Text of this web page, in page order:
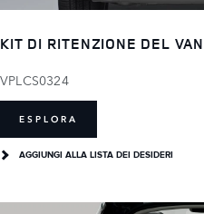
KIT DI RITENZIONE DEL
VPLCS0324
ESPLORA
AGGIUNGI ALLA LISTA DEI DESIDERI